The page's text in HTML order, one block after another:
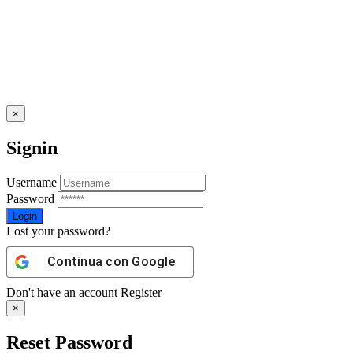
×
Signin
Username
Password
Lost your password?
Continua con Google
Don't have an account Register
×
Reset Password